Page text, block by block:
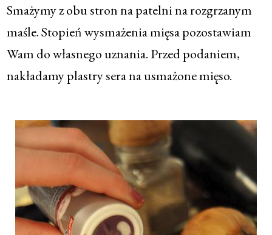
Smażymy z obu stron na patelni na rozgrzanym
maśle. Stopień wysmażenia mięsa pozostawiam
Wam do własnego uznania. Przed podaniem,
nakładamy plastry sera na usmażone mięso.